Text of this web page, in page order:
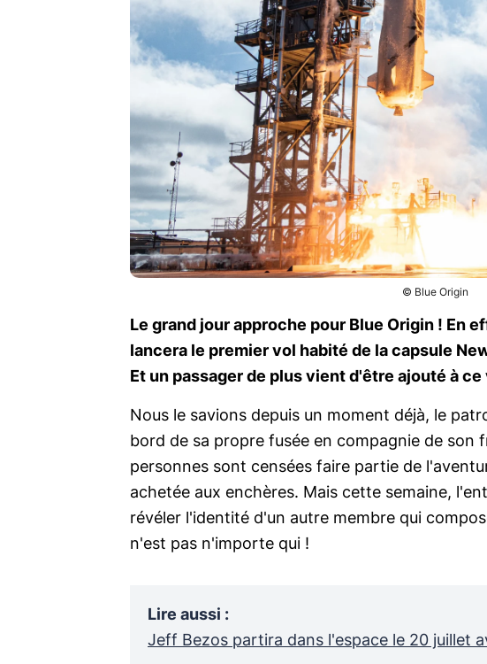
© Blue Origin
Le grand jour approche pour Blue Origin ! En
lancera le premier vol habité de la capsule
Et un passager de plus vient d'être ajouté à ce
Nous le savions depuis un moment déjà, le
bord de sa propre fusée en compagnie de son
personnes sont censées faire partie de
achetée aux enchères. Mais cette semaine,
révéler l'identité d'un autre membre qui
n'est pas n'importe qui !
Lire aussi :
Jeff Bezos partira dans l'espace le 20 juillet